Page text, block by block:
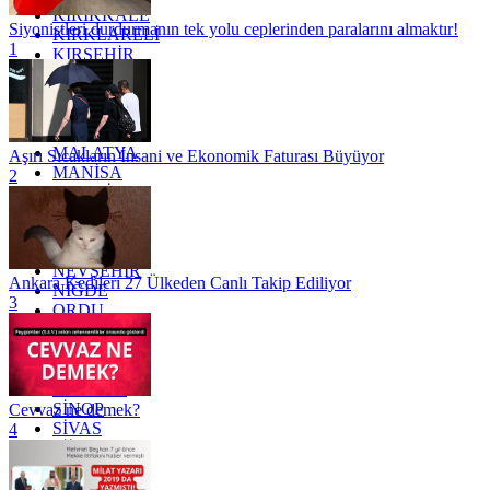
KIRIKKALE
KIRKLARELİ
KIRŞEHİR
KOCAELİ
KONYA
KÜTAHYA
KİLİS
MALATYA
MANİSA
MARDİN
MERSİN
MUĞLA
MUŞ
NEVŞEHİR
NİĞDE
ORDU
OSMANİYE
RİZE
SAKARYA
SAMSUN
SİNOP
SİVAS
SİİRT
TEKİRDAĞ
Siyonistleri durdurmanın tek yolu ceplerinden paralarını almaktır!
1
Aşırı Sıcakların İnsani ve Ekonomik Faturası Büyüyor
2
Ankara Kedileri 27 Ülkeden Canlı Takip Ediliyor
3
Cevvaz ne demek?
4